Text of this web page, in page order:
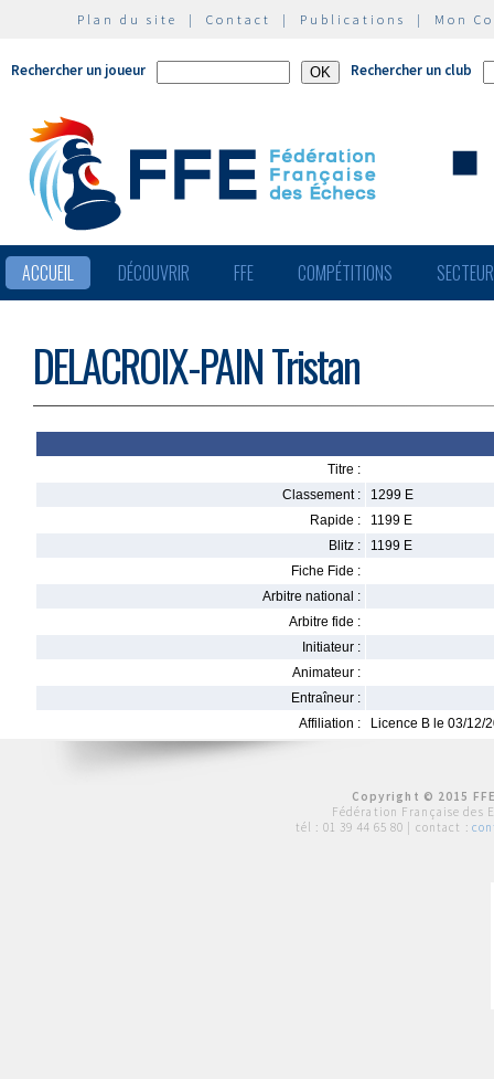
Plan du site | Contact | Publications | Mon
Rechercher un joueur Rechercher un club
ACCUEIL DÉCOUVRIR FFE COMPÉTITIONS
DELACROIX-PAIN Tristan
Titre :
Classement :
1299 E
Rapide :
1199 E
Blitz :
1199 E
Fiche Fide :
Arbitre national :
Arbitre fide :
Initiateur :
Animateur :
Entraîneur :
Affiliation :
Licence B le 03/12/
Copyright © 2015
Fédération Française des
tél : 01 39 44 65 80 | contact :